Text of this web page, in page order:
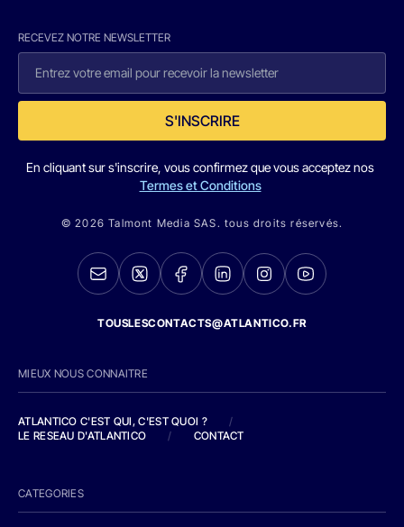
RECEVEZ NOTRE NEWSLETTER
S'INSCRIRE
En cliquant sur s'inscrire, vous confirmez que vous acceptez nos
Termes et Conditions
© 2026 Talmont Media SAS. tous droits réservés.
TOUSLESCONTACTS@ATLANTICO.FR
MIEUX NOUS CONNAITRE
ATLANTICO C'EST QUI, C'EST QUOI ?
/
LE RESEAU D'ATLANTICO
/ CONTACT
CATEGORIES